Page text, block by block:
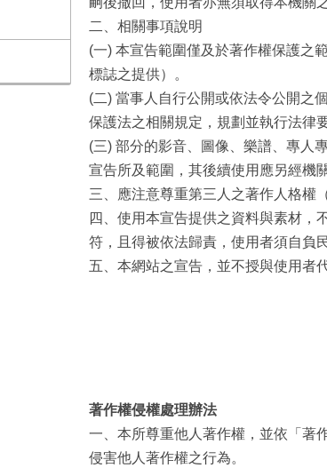
二、相關事項說明
(一) 本宣告範圍僅及於著作權保護之
標誌之提供）。
(二) 當事人自行公開或依法令公開之
保護法之相關規定，規劃並執行法律
(三) 部分的影音、圖像、樂譜、專人
宣告所及範圍，其後續使用應另經機
三、應注意尊重第三人之著作人格權
四、使用本宣告提供之資料與素材，
符，且得被依法歸責，使用者須自負
五、本網站之宣告，並不授與使用者
著作權侵權處理辦法
一、本所尊重他人著作權，並依「著
侵害他人著作權之行為。